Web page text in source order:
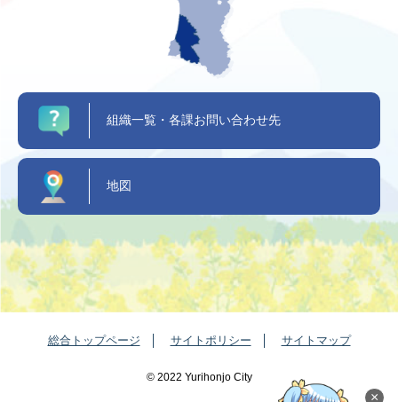
×
組織一覧・各課お問い合わせ先
地図
総合トップページ サイトポリシー サイトマップ
©️ 2022 Yurihonjo City